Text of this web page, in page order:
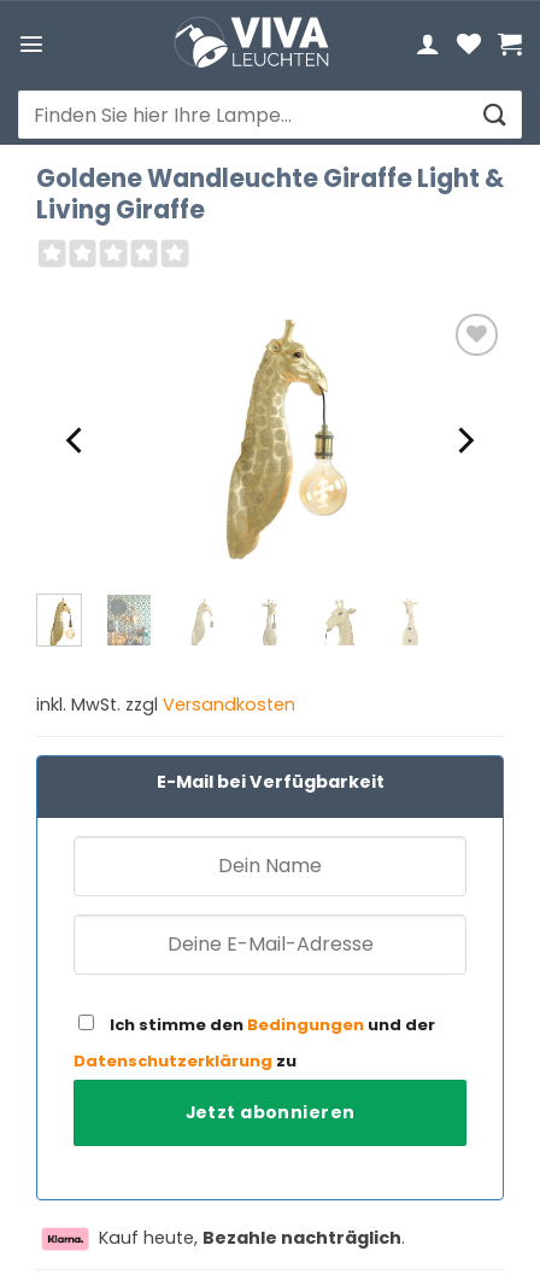
Inhalt
Suchen
nach:
Goldene Wandleuchte Giraffe Light &
Living Giraffe
inkl. MwSt. zzgl Versandkosten
E-Mail bei Verfügbarkeit
Ich stimme den Bedingungen und der
Datenschutzerklärung zu
Kauf heute, Bezahle nachträglich.